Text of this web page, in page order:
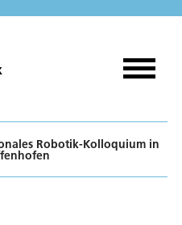
Robotik-Kolloquium in